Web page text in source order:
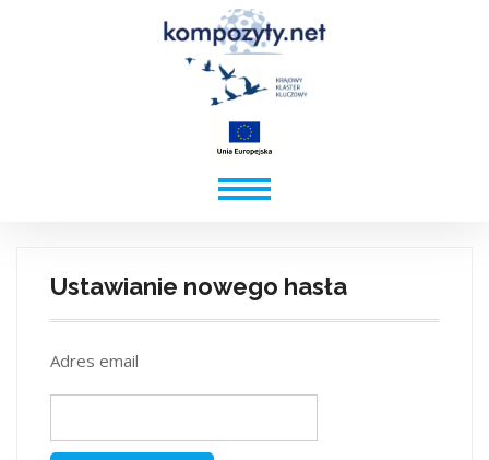
Ustawianie nowego hasła
Adres email